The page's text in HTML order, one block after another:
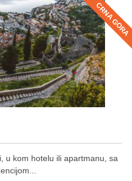
CRNA GORA
u kom hotelu ili apartmanu, sa